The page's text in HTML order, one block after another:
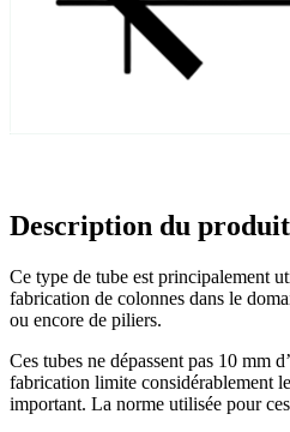
Description du produit
Ce type de tube est principalement
fabrication de colonnes dans le
ou encore de piliers.
Ces tubes ne dépassent pas 10 mm
fabrication limite considérablement
important. La norme utilisée pour